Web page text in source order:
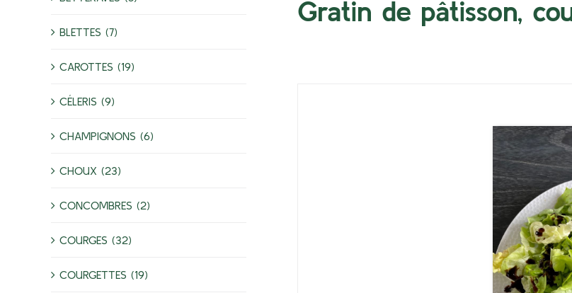
Gratin de pâtisson,
BLETTES (7)
CAROTTES (19)
CÉLERIS (9)
CHAMPIGNONS (6)
CHOUX (23)
CONCOMBRES (2)
COURGES (32)
COURGETTES (19)